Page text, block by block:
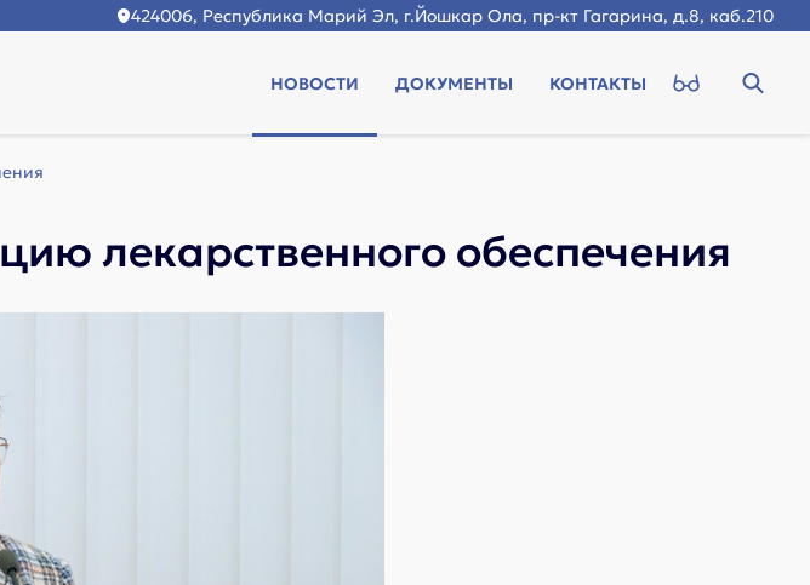
424006, Республика Марий Эл, г.Йошкар Ола, пр-кт Гагарина, д.8, каб.210
НОВОСТИ ДОКУМЕНТЫ КОНТАКТЫ
лекарственного обеспечения